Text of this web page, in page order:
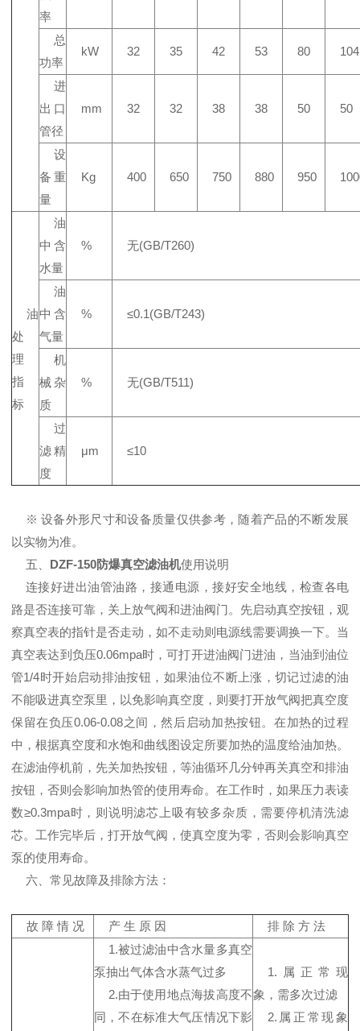
率
总
功率
kW 32 35 42 53 80 104
进
出口
管径
mm 32 32 38 38 50 50
设
备重
量
Kg 400 650 750 880 950
油
处
理
指
标
油
中含
水量
% 无(GB/T260)
油
中含
气量
% ≤0.1(GB/T243)
机
械杂
质
% 无(GB/T511)
过
滤精
度
μm ≤10
※ 设备外形尺寸和设备质量仅供参考，随着产品的不断发展
以实物为准。
五、 DZF-150防爆真空滤油机使用说明
连接好进出油管油路，接通电源，接好安全地线，检查各电
路是否连接可靠，关上放气阀和进油阀门。先启动真空按钮，观
察真空表的指针是否走动，如不走动则电源线需要调换一下。当
真空表达到负压0.06mpa时，可打开进油阀门进油，当油到油位
管1/4时开始启动排油按钮，如果油位不断上涨，切记过滤的油
不能吸进真空泵里，以免影响真空度，则要打开放气阀把真空度
保留在负压0.06-0.08之间，然后启动加热按钮。在加热的过程
中，根据真空度和水饱和曲线图设定所要加热的温度给油加热。
在滤油停机前，先关加热按钮，等油循环几分钟再关真空和排油
按钮，否则会影响加热管的使用寿命。在工作时，如果压力表读
数≥0.3mpa时，则说明滤芯上吸有较多杂质，需要停机清洗滤
芯。工作完毕后，打开放气阀，使真空度为零，否则会影响真空
泵的使用寿命。
六、常见故障及排除方法：
故 障 情 况 产 生 原 因 排 除 方 法
1.被过滤油中含水量多真空
泵抽出气体含水蒸气过多
2.由于使用地点海拔高度不
同，不在标准大气压情况下影
1.属正常现
象，需多次过滤
2.属正常现象